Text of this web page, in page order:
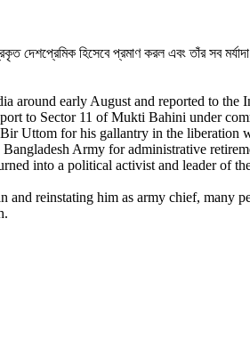
দেশপ্রেমিক হিসেবে প্রমাণ করল এবং তাঁর সব
around early August and reported to the
to Sector 11 of Mukti Bahini under
Uttom for his gallantry in the liberation
Army for administrative
into a political activist and leader of
reinstating him as army chief, many